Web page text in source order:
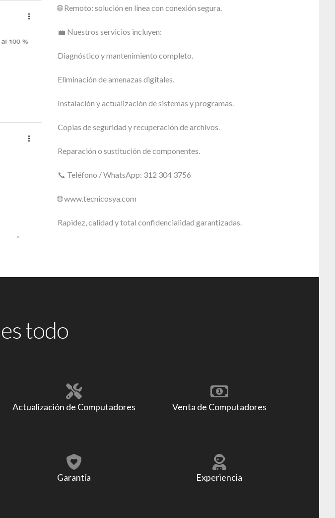
🌐 Remoto: solución en línea con conexión segura.
💼 Nuestros servicios incluyen:
Diagnóstico y mantenimiento completo.
Eliminación de amenazas digitales.
Instalación y actualización de sistemas y programas.
Copias de seguridad y recuperación de archivos.
Reparación o sustitución de componentes.
📞 Teléfono / WhatsApp: 312 304 3756
🌐 www.tecnicosya.com
Rapidez, calidad y total confidencialidad garantizadas.
todo
Actualización de Computadores Venta de Computadores
Garantía Experiencia